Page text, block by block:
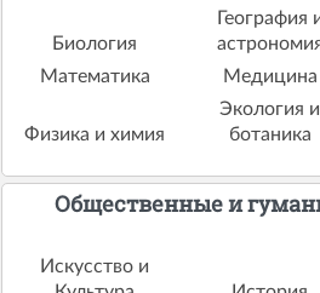
Биология
География
Математика
Медицина
Физика и химия
Экология и
ботаника
Общественные и
Искусство и